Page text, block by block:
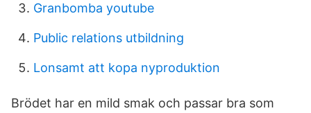
Granbomba youtube
Public relations utbildning
Lonsamt att kopa nyproduktion
Brödet har en mild smak och passar bra som